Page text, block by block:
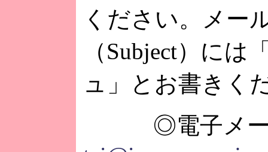
ください。メー
（Subject）には
ュ」とお書きく
◎電子メー